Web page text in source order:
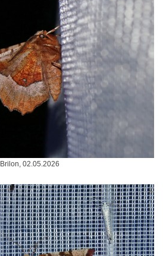
Brilon, 02.05.2026